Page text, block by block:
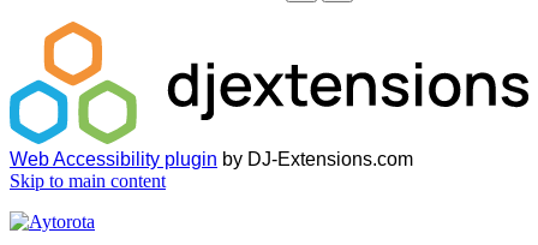
Web Accessibility plugin by DJ-Extensions.com
Skip to main content